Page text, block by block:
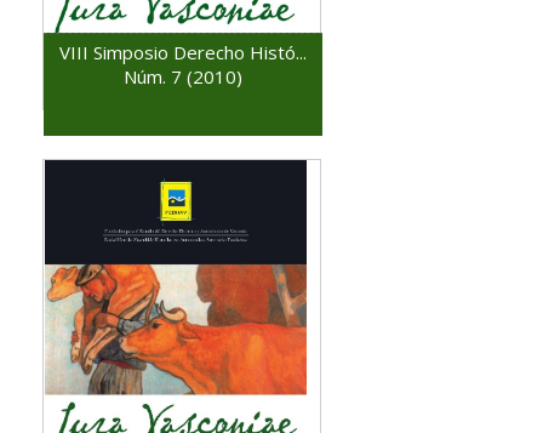
VIII Simposio Derecho Histó...
Núm. 7 (2010)